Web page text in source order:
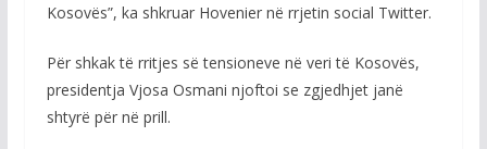
Kosovës”, ka shkruar Hovenier në rrjetin social Twitter.
Për shkak të rritjes së tensioneve në veri të Kosovës,
presidentja Vjosa Osmani njoftoi se zgjedhjet janë
shtyrë për në prill.